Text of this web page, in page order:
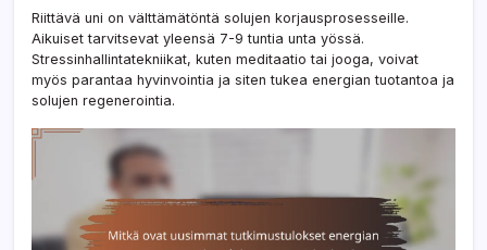
Riittävä uni on välttämätöntä solujen korjausprosesseille.
Aikuiset tarvitsevat yleensä 7-9 tuntia unta yössä.
Stressinhallintatekniikat, kuten meditaatio tai jooga, voivat
myös parantaa hyvinvointia ja siten tukea energian tuotantoa ja
solujen regenerointia.